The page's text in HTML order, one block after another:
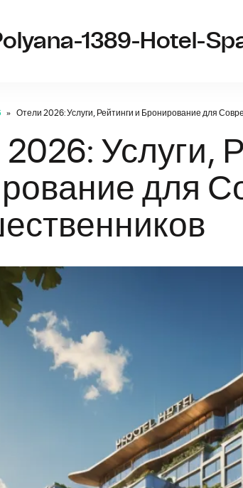
1389-Hotel-
Отели 2026: Услуги, Рейтинги и Бронирование для
Услуги,
для